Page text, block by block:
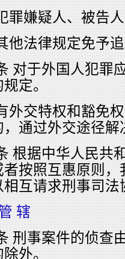
罪嫌疑人、被告
他法律规定免予
对于外国人犯罪
规定。
外交特权和豁免
，通过外交途径解
根据中华人民共
者按照互惠原则
相互请求刑事司法
辖
刑事案件的侦查
除外。